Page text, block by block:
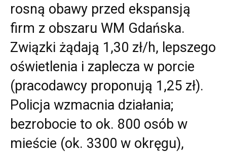
rosną obawy przed ekspansją
firm z obszaru WM Gdańska.
Związki żądają 1,30 zł/h, lepszego
oświetlenia i zaplecza w porcie
(pracodawcy proponują 1,25 zł).
Policja wzmacnia działania;
bezrobocie to ok. 800 osób w
mieście (ok. 3300 w okręgu),